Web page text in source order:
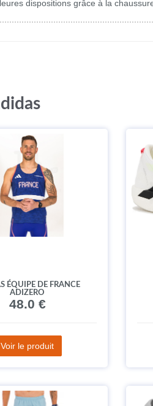
dispositions grâce à la
ÉQUIPE DE FRANCE
ADIZERO
48.0 €
Voir le produit